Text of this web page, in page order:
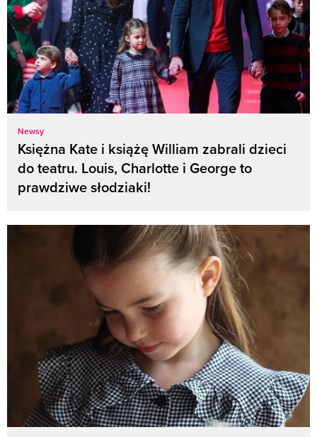
Newsy
Księżna Kate i książę William zabrali dzieci
do teatru. Louis, Charlotte i George to
prawdziwe słodziaki!